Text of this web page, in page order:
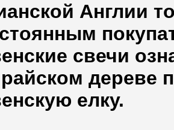
Англии
свечи
елку.